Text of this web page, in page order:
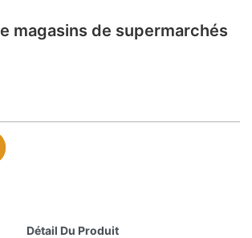
magasins de supermarchés
Détail Du Produit